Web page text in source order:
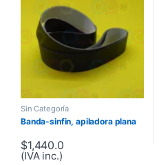
Sin Categoría
Banda-sinfin, apiladora plana
$1,440.0
(IVA inc.)